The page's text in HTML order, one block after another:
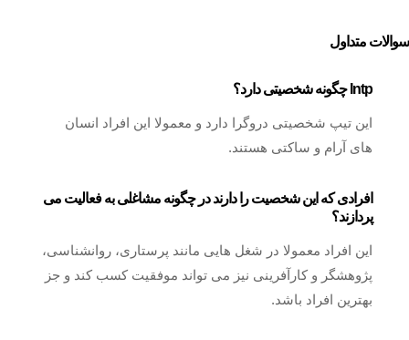
سوالات متداول
Intp چگونه شخصیتی دارد؟
این تیپ شخصیتی دروگرا دارد و معمولا این افراد انسان
های آرام و ساکتی هستند.
افرادی که این شخصیت را دارند در چگونه مشاغلی به فعالیت می
پردازند؟
این افراد معمولا در شغل هایی مانند پرستاری، روانشناسی،
پژوهشگر و کارآفرینی نیز می تواند موفقیت کسب کند و جز
بهترین افراد باشد.